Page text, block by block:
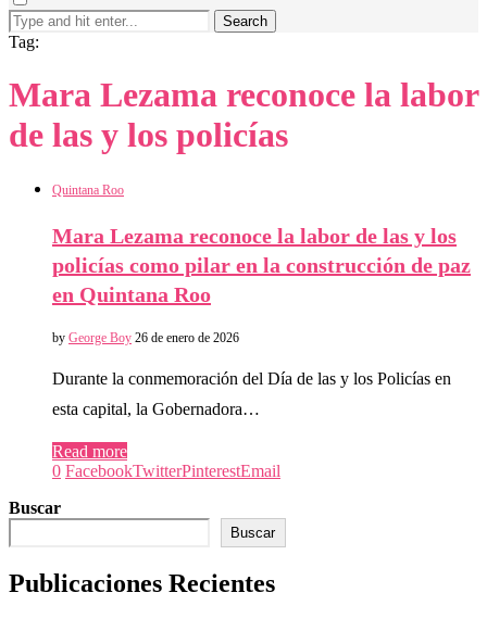
Search
Tag:
Mara Lezama reconoce la labor
de las y los policías
Quintana Roo
Mara Lezama reconoce la labor de las y los
policías como pilar en la construcción de paz
en Quintana Roo
by George Boy 26 de enero de 2026
Durante la conmemoración del Día de las y los Policías en
esta capital, la Gobernadora…
Read more
0 FacebookTwitterPinterestEmail
Buscar
Buscar
Publicaciones Recientes